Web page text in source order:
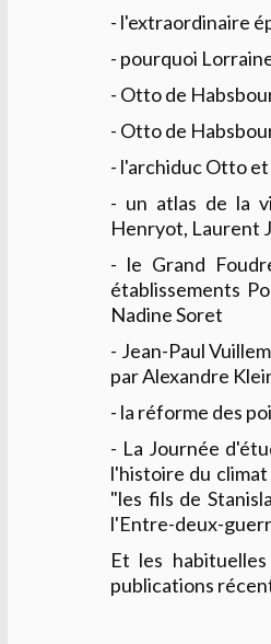
- l'extraordinaire
- pourquoi
- Otto de
- Otto de
- l'archiduc Otto
- un atlas de la
Henryot, Laurent
- le Grand
établissements
Nadine Soret
- Jean-Paul
par Alexandre
- la réforme des
- La Journée
l'histoire du
"les fils de
l'Entre-deux-
Et les
publications